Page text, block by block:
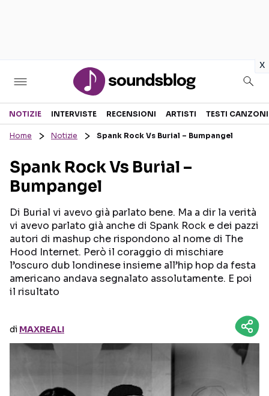
x
Sezioni
RECENSIONI MUSICALI
INTERVISTE
GOSSIP E CURIOSITÀ
TESTI CANZONI
TALENT SHOW
NOTIZIE INTERVISTE RECENSIONI ARTISTI TESTI CANZONI
Home Notizie Spank Rock Vs Burial – Bumpangel
Spank Rock Vs Burial –
Bumpangel
Di Burial vi avevo già parlato bene. Ma a dir la verità
vi avevo parlato già anche di Spank Rock e dei pazzi
autori di mashup che rispondono al nome di The
Hood Internet. Però il coraggio di mischiare
l’oscuro dub londinese insieme all’hip hop da festa
americano andava segnalato assolutamente. E poi
il risultato
di MAXREALI